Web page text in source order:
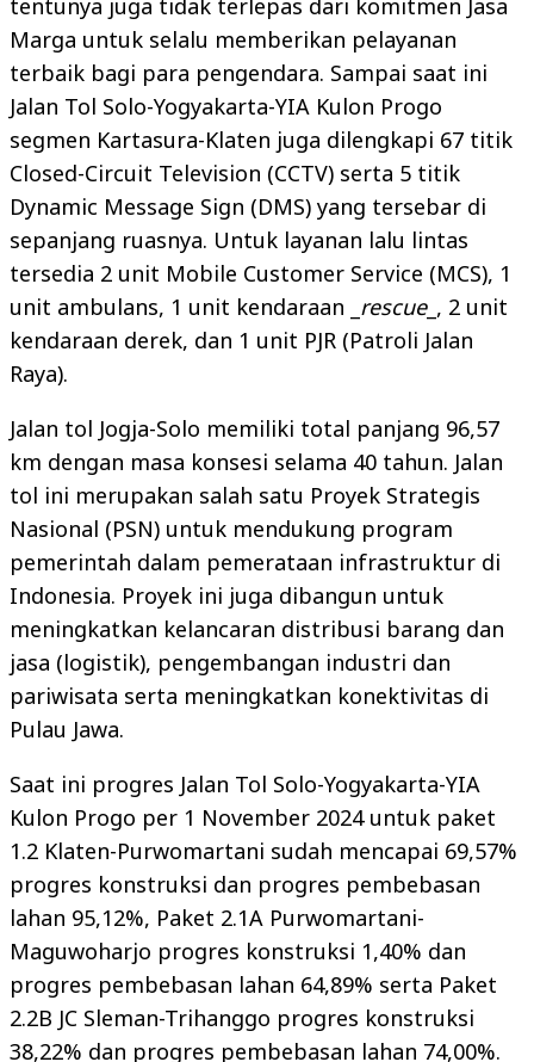
tentunya juga tidak terlepas dari komitmen Jasa
Marga untuk selalu memberikan pelayanan
terbaik bagi para pengendara. Sampai saat ini
Jalan Tol Solo-Yogyakarta-YIA Kulon Progo
segmen Kartasura-Klaten juga dilengkapi 67 titik
Closed-Circuit Television (CCTV) serta 5 titik
Dynamic Message Sign (DMS) yang tersebar di
sepanjang ruasnya. Untuk layanan lalu lintas
tersedia 2 unit Mobile Customer Service (MCS), 1
unit ambulans, 1 unit kendaraan _ rescue_, 2 unit
kendaraan derek, dan 1 unit PJR (Patroli Jalan
Raya).
Jalan tol Jogja-Solo memiliki total panjang 96,57
km dengan masa konsesi selama 40 tahun. Jalan
tol ini merupakan salah satu Proyek Strategis
Nasional (PSN) untuk mendukung program
pemerintah dalam pemerataan infrastruktur di
Indonesia. Proyek ini juga dibangun untuk
meningkatkan kelancaran distribusi barang dan
jasa (logistik), pengembangan industri dan
pariwisata serta meningkatkan konektivitas di
Pulau Jawa.
Saat ini progres Jalan Tol Solo-Yogyakarta-YIA
Kulon Progo per 1 November 2024 untuk paket
1.2 Klaten-Purwomartani sudah mencapai 69,57%
progres konstruksi dan progres pembebasan
lahan 95,12%, Paket 2.1A Purwomartani-
Maguwoharjo progres konstruksi 1,40% dan
progres pembebasan lahan 64,89% serta Paket
2.2B JC Sleman-Trihanggo progres konstruksi
38,22% dan progres pembebasan lahan 74,00%.